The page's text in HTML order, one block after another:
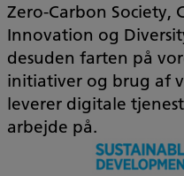
Zero-Carbon Society,
Innovation og
desuden farten på
initiativer og brug af
leverer digitale
arbejde på.